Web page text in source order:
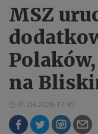
MSZ
na
01.03.2026 17:35